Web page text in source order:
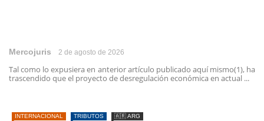
Mercojuris 2 de agosto de 2026
Tal como lo expusiera en anterior artículo publicado aquí mismo(1), ha
trascendido que el proyecto de desregulación económica en actual ...
INTERNACIONAL TRIBUTOS 🇦🇷 ARG